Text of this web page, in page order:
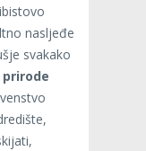
nasljeđe
svakako
prirode